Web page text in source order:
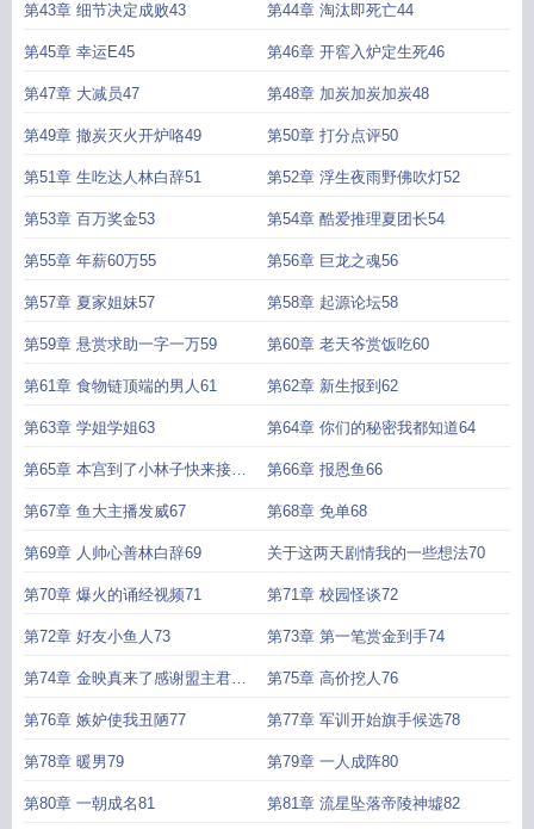
第43章 细节决定成败43 第44章 淘汰即死亡44
第45章 幸运E45 第46章 开窖入炉定生死46
第47章 大减员47 第48章 加炭加炭加炭48
第49章 撤炭灭火开炉咯49 第50章 打分点评50
第51章 生吃达人林白辞51 第52章 浮生夜雨野佛吹灯52
第53章 百万奖金53 第54章 酷爱推理夏团长54
第55章 年薪60万55 第56章 巨龙之魂56
第57章 夏家姐妹57 第58章 起源论坛58
第59章 悬赏求助一字一万59 第60章 老天爷赏饭吃60
第61章 食物链顶端的男人61 第62章 新生报到62
第63章 学姐学姐63 第64章 你们的秘密我都知道64
第65章 本宫到了小林子快来接驾
65
第66章 报恩鱼66
第67章 鱼大主播发威67 第68章 免单68
第69章 人帅心善林白辞69 关于这两天剧情我的一些想法70
第70章 爆火的诵经视频71 第71章 校园怪谈72
第72章 好友小鱼人73 第73章 第一笔赏金到手74
第74章 金映真来了感谢盟主君子
如珩羽衣昱耀慷慨打赏75
第75章 高价挖人76
第76章 嫉妒使我丑陋77 第77章 军训开始旗手候选78
第78章 暖男79 第79章 一人成阵80
第80章 一朝成名81 第81章 流星坠落帝陵神墟82